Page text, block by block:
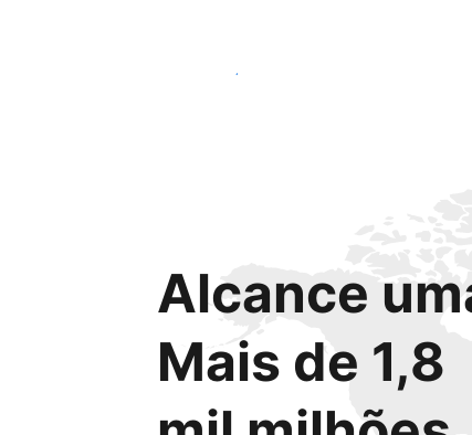
Comece hoje mesmo
Alcance
Mais de 1,8